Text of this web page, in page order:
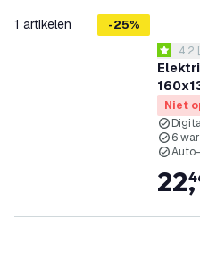
1 artikelen -25%
4.2 4.2 [
Niet
6
22,
filteren